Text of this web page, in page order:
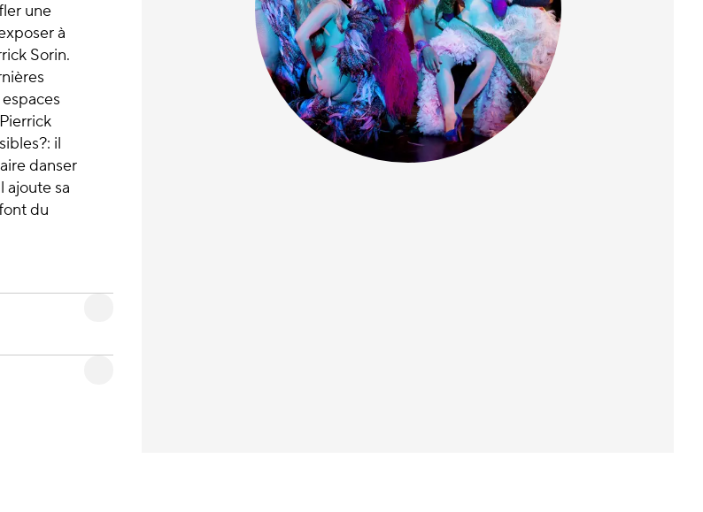
une
à
Sorin.
il
danser
ajoute sa
du